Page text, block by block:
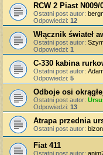
RCW 2 Piast N009/
Ostatni post autor:
Odpowiedzi: 12
Włącznik świateł
Ostatni post autor:
Odpowiedzi: 1
C-330 kabina
Ostatni post autor:
Odpowiedzi: 5
Odboje osi
Ostatni post autor:
Odpowiedzi: 13
Atrapa przednia
Ostatni post autor:
Fiat 411
Ostatni post autor: